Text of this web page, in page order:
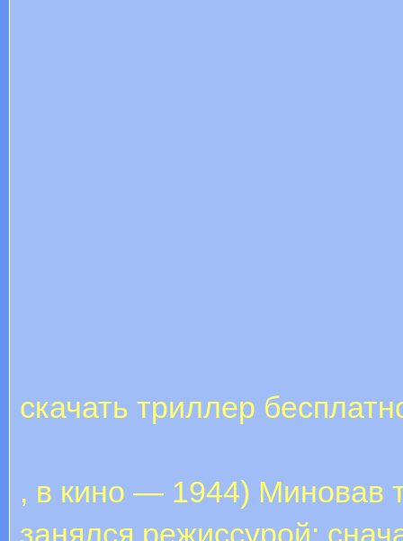
скачать триллер
, в кино — 1944) Миновав
занялся режиссурой: